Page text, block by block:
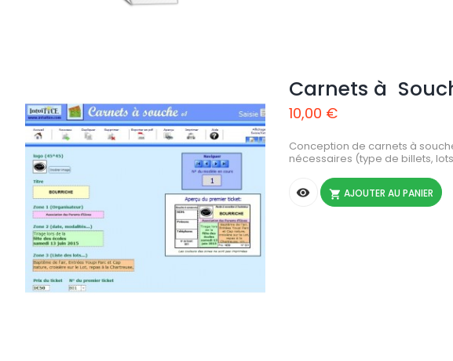
Carnets à
10,00 €
Conception de carnets à
nécessaires (type de billets,
  AJOUTER AU PANIER